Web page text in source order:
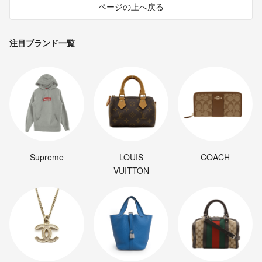
ページの上へ戻る
注目ブランド一覧
Supreme
LOUIS
VUITTON
COACH